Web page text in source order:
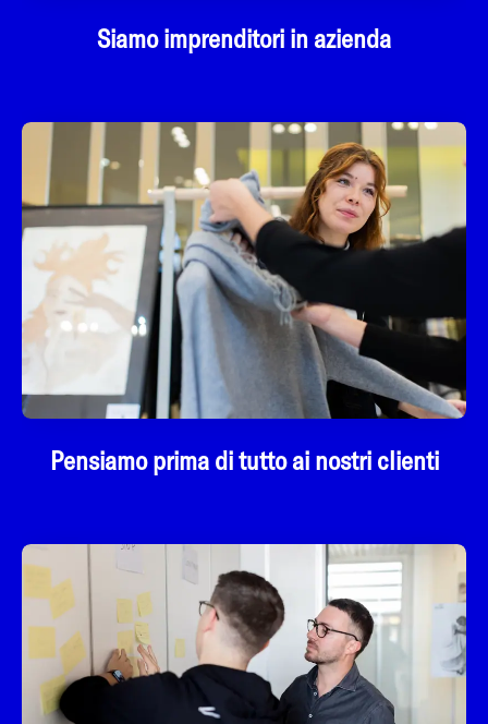
Siamo imprenditori in azienda
Pensiamo prima di tutto ai nostri clienti